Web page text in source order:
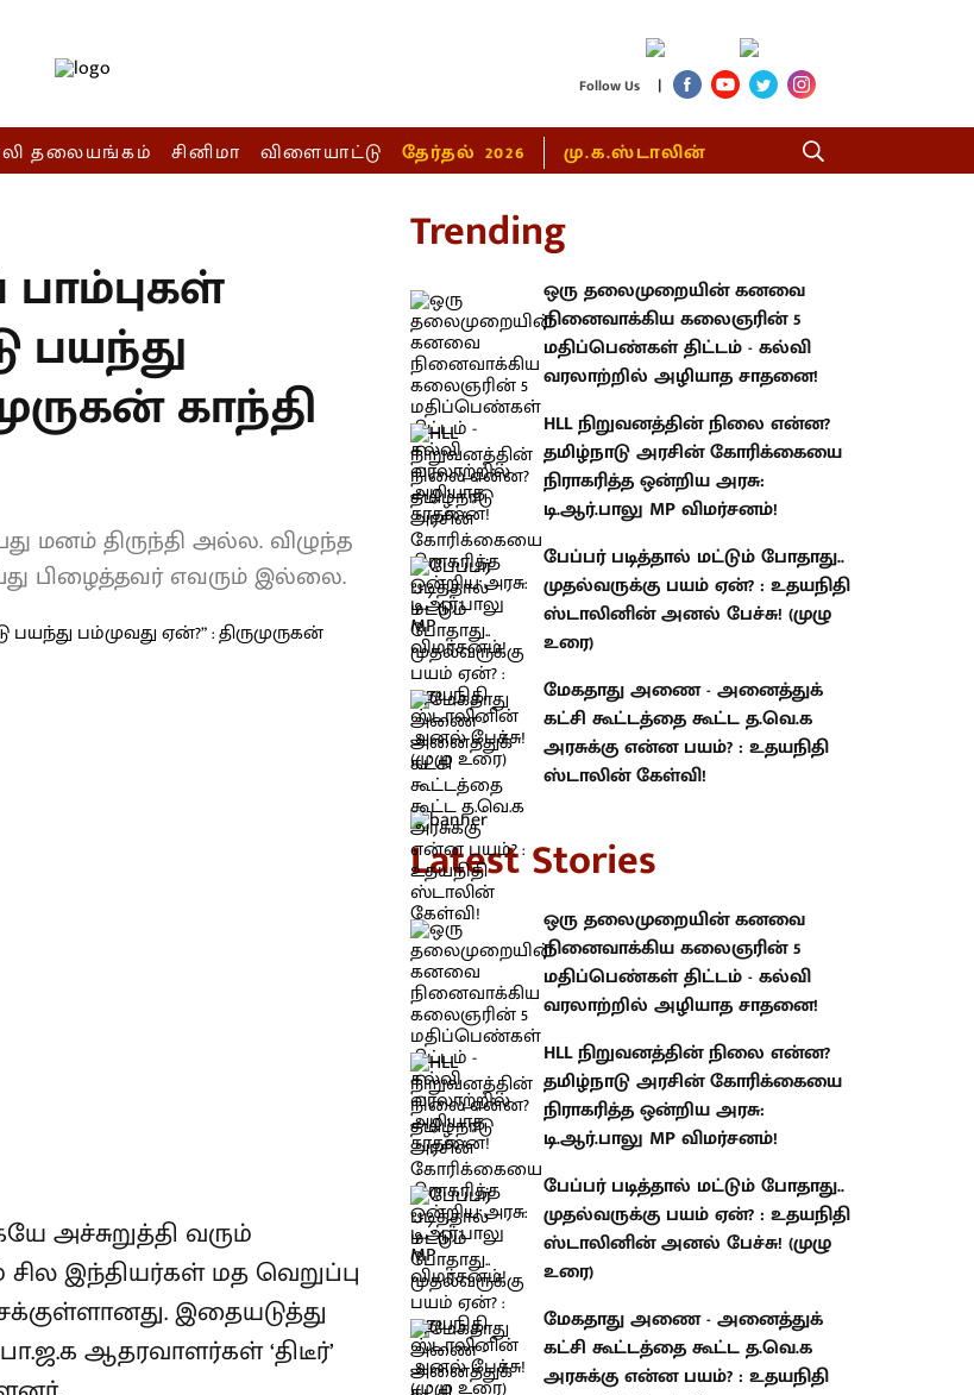
Follow Us |
தலையங்கம் சினிமா விளையாட்டு தேர்தல் 2026 மு.க.ஸ்டாலின்
காந்தி
மனம் திருந்தி அல்ல. விழுந்த
பிழைத்தவர் எவரும் இல்லை.
வரும்
சில இந்தியர்கள் மத வெறுப்பு
இதையடுத்து
ஆதரவாளர்கள் ‘திடீர்’
Trending
ஒரு தலைமுறையின் கனவை
நினைவாக்கிய கலைஞரின் 5
மதிப்பெண்கள் திட்டம் - கல்வி
வரலாற்றில் அழியாத சாதனை!
HLL நிறுவனத்தின் நிலை என்ன?
தமிழ்நாடு அரசின் கோரிக்கையை
நிராகரித்த ஒன்றிய அரசு:
டி.ஆர்.பாலு MP விமர்சனம்!
பேப்பர் படித்தால் மட்டும் போதாது..
முதல்வருக்கு பயம் ஏன்? : உதயநிதி
ஸ்டாலினின் அனல் பேச்சு! (முழு
உரை)
மேகதாது அணை - அனைத்துக்
கட்சி கூட்டத்தை கூட்ட த.வெ.க
அரசுக்கு என்ன பயம்? : உதயநிதி
ஸ்டாலின் கேள்வி!
Latest Stories
ஒரு தலைமுறையின் கனவை
நினைவாக்கிய கலைஞரின் 5
மதிப்பெண்கள் திட்டம் - கல்வி
வரலாற்றில் அழியாத சாதனை!
HLL நிறுவனத்தின் நிலை என்ன?
தமிழ்நாடு அரசின் கோரிக்கையை
நிராகரித்த ஒன்றிய அரசு:
டி.ஆர்.பாலு MP விமர்சனம்!
பேப்பர் படித்தால் மட்டும் போதாது..
முதல்வருக்கு பயம் ஏன்? : உதயநிதி
ஸ்டாலினின் அனல் பேச்சு! (முழு
உரை)
மேகதாது அணை - அனைத்துக்
கட்சி கூட்டத்தை கூட்ட த.வெ.க
அரசுக்கு என்ன பயம்? : உதயநிதி